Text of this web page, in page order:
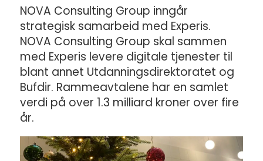
NOVA Consulting Group inngår
strategisk samarbeid med Experis.
NOVA Consulting Group skal sammen
med Experis levere digitale tjenester til
blant annet Utdanningsdirektoratet og
Bufdir. Rammeavtalene har en samlet
verdi på over 1.3 milliard kroner over fire
år.